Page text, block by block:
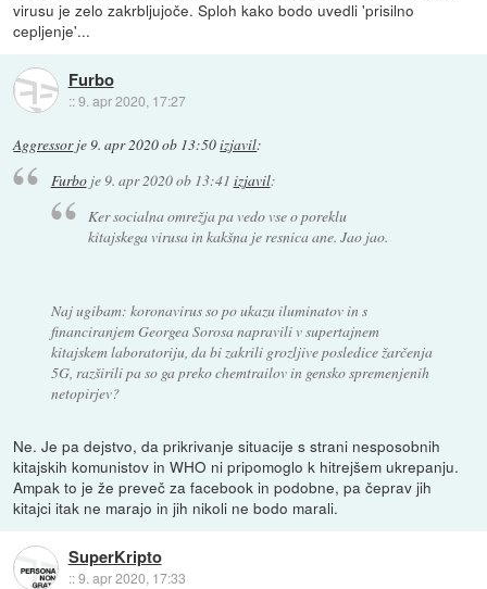
virusu je zelo zakrbljujoče. Sploh kako bodo uvedli 'prisilno
cepljenje'...
Furbo
::9. apr 2020, 17:27
Aggressorje9. apr 2020 ob 13:50izjavil:
Furboje9. apr 2020 ob 13:41 izjavil:
Ker socialna omrežja pa vedo vse o poreklu
kitajskega virusa in kakšna je resnica ane. Jao jao.
Naj ugibam: koronavirus so po ukazu iluminatov in s
financiranjem Georgea Sorosa napravili v supertajnem
kitajskem laboratoriju, da bi zakrili grozljive posledice žarčenja
5G, razširili pa so ga preko chemtrailov in gensko spremenjenih
netopirjev?
Ne. Je pa dejstvo, da prikrivanje situacije s strani nesposobnih
kitajskih komunistov in WHO ni pripomoglo k hitrejšem ukrepanju.
Ampak to je že preveč za facebook in podobne, pa čeprav jih
kitajci itak ne marajo in jih nikoli ne bodo marali.
SuperKripto
::9. apr 2020, 17:33